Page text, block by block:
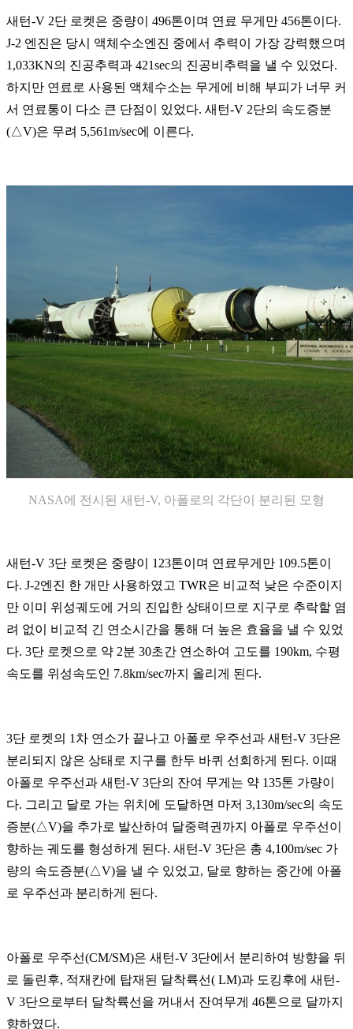
새턴-V 2단 로켓은 중량이 496톤이며 연료 무게만 456톤이다.
J-2 엔진은 당시 액체수소엔진 중에서 추력이 가장 강력했으며
1,033KN의 진공추력과 421sec의 진공비추력을 낼 수 있었다.
하지만 연료로 사용된 액체수소는 무게에 비해 부피가 너무 커
서 연료통이 다소 큰 단점이 있었다. 새턴-V 2단의 속도증분
(△V)은 무려 5,561m/sec에 이른다.
NASA에 전시된 새턴-V, 아폴로의 각단이 분리된 모형
새턴-V 3단 로켓은 중량이 123톤이며 연료무게만 109.5톤이
다. J-2엔진 한 개만 사용하였고 TWR은 비교적 낮은 수준이지
만 이미 위성궤도에 거의 진입한 상태이므로 지구로 추락할 염
려 없이 비교적 긴 연소시간을 통해 더 높은 효율을 낼 수 있었
다. 3단 로켓으로 약 2분 30초간 연소하여 고도를 190km, 수평
속도를 위성속도인 7.8km/sec까지 올리게 된다.
3단 로켓의 1차 연소가 끝나고 아폴로 우주선과 새턴-V 3단은
분리되지 않은 상태로 지구를 한두 바퀴 선회하게 된다. 이때
아폴로 우주선과 새턴-V 3단의 잔여 무게는 약 135톤 가량이
다. 그리고 달로 가는 위치에 도달하면 마저 3,130m/sec의 속도
증분(△V)을 추가로 발산하여 달중력권까지 아폴로 우주선이
향하는 궤도를 형성하게 된다. 새턴-V 3단은 총 4,100m/sec 가
량의 속도증분(△V)을 낼 수 있었고, 달로 향하는 중간에 아폴
로 우주선과 분리하게 된다.
아폴로 우주선(CM/SM)은 새턴-V 3단에서 분리하여 방향을 뒤
로 돌린후, 적재칸에 탑재된 달착륙선( LM)과 도킹후에 새턴-
V 3단으로부터 달착륙선을 꺼내서 잔여무게 46톤으로 달까지
향하였다.